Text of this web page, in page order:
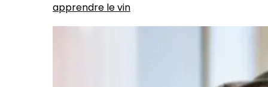
apprendre le vin